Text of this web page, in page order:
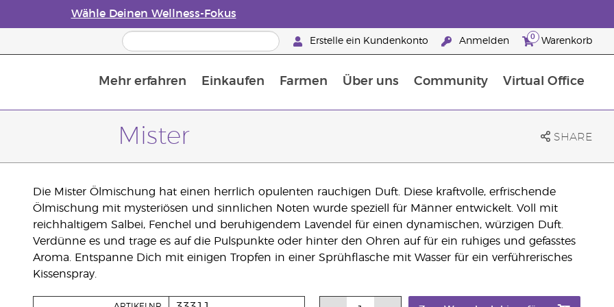
Wähle Deinen Wellness-Fokus
Erstelle ein Kundenkonto Anmelden 0 Warenkorb
Mehr erfahren Einkaufen Farmen Über uns Community Virtual Office
Mister SHARE
Die Mister Ölmischung hat einen herrlich opulenten rauchigen Duft. Diese kraftvolle, erfrischende
Ölmischung mit mysteriösen und sinnlichen Noten wurde speziell für Männer entwickelt. Voll mit
reichhaltigem Salbei, Fenchel und beruhigendem Lavendel für einen dynamischen, würzigen Duft.
Verdünne es und trage es auf die Pulspunkte oder hinter den Ohren auf für ein ruhiges und gefasstes
Aroma. Entspanne Dich mit einigen Tropfen in einer Sprühflasche mit Wasser für ein verführerisches
Kissenspray.